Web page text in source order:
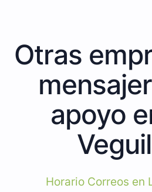
Otras
apoyo
Horario Correos en